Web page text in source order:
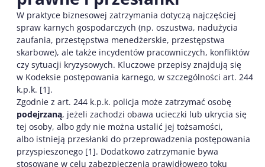
W praktyce biznesowej zatrzymania dotyczą najczęściej
spraw karnych gospodarczych (np. oszustwa, nadużycia
zaufania, przestępstwa menedżerskie, przestępstwa
skarbowe), ale także incydentów pracowniczych, konfliktów
czy sytuacji kryzysowych. Kluczowe przepisy znajdują się
w Kodeksie postępowania karnego, w szczególności art. 244
k.p.k. [1].
Zgodnie z art. 244 k.p.k. policja może zatrzymać osobę
podejrzaną, jeżeli zachodzi obawa ucieczki lub ukrycia się
tej osoby, albo gdy nie można ustalić jej tożsamości,
albo istnieją przesłanki do przeprowadzenia postępowania
przyspieszonego [1]. Dodatkowo zatrzymanie bywa
stosowane w celu zabezpieczenia prawidłowego toku